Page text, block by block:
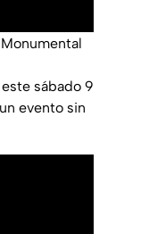
sábado 9
evento sin